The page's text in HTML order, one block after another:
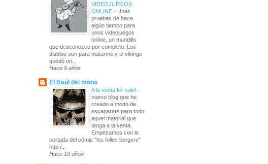
VIDEOJUEGOS
ONLINE - Unas
pruebas de hace
algún tiempo para
unos videojuegos
online, un mundillo
que desconozco por completo. Los
diablos son para matarme y el vikingo
quedó un...
Hace 9 años
El Baúl del mono
A la venta for sale! -
nuevo blog que he
creado a modo de
escaparate para todo
aquel material que
tenga a la venta.
Empezamos con la
portada del cómic "les folies bergere"
http:/...
Hace 10 años